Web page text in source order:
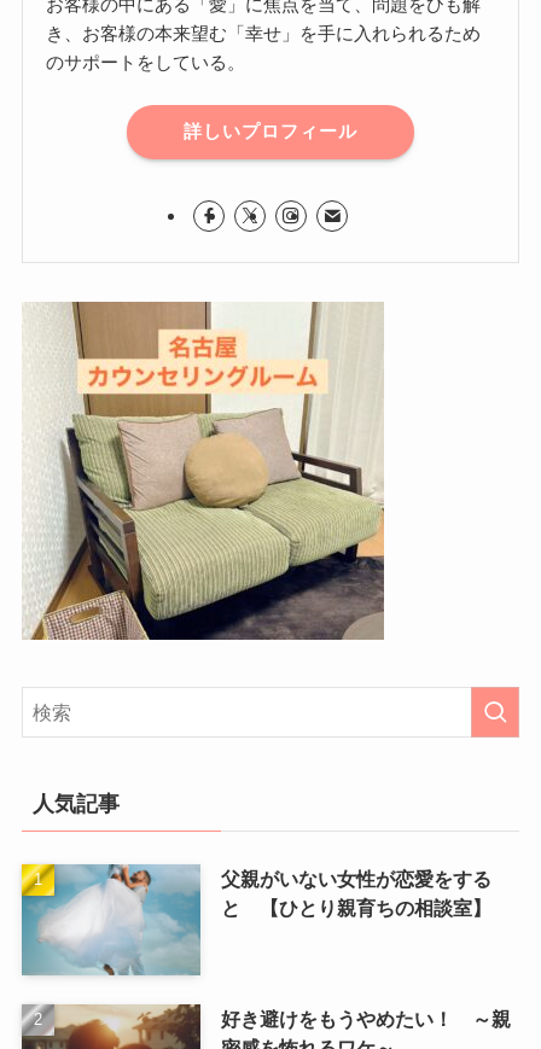
き、お客様の本来望む「幸せ」を手に入れられるため
のサポートをしている。
詳しいプロフィール
人気記事
父親がいない女性が恋愛をする
と 【ひとり親育ちの相談室】
好き避けをもうやめたい！ ～親